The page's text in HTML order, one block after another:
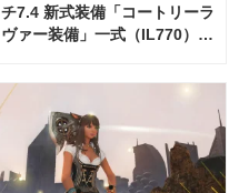
チ7.4 新式装備「コートリーラ
ヴァー装備」一式（IL770）の